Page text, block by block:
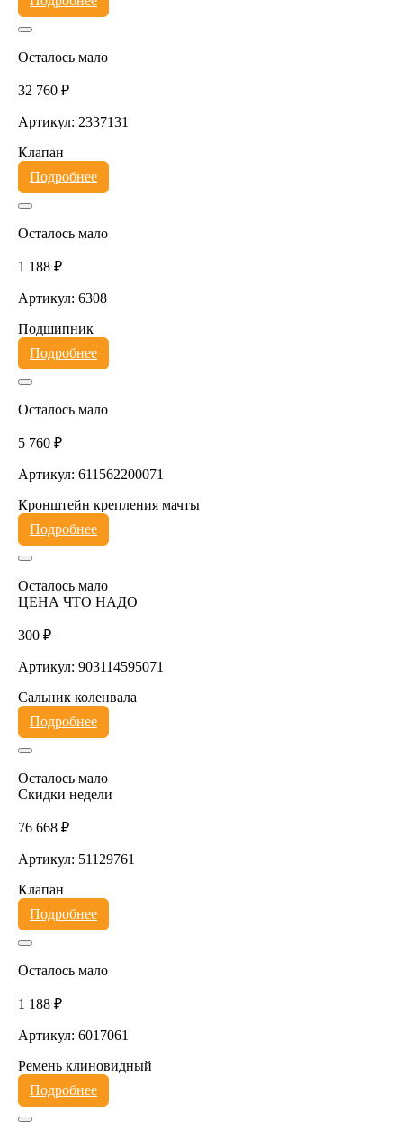
Осталось мало
32 760 ₽
Артикул: 2337131
Клапан
Подробнее
Осталось мало
1 188 ₽
Артикул: 6308
Подшипник
Подробнее
Осталось мало
5 760 ₽
Артикул: 611562200071
Кронштейн крепления мачты
Подробнее
Осталось мало
ЦЕНА ЧТО НАДО
300 ₽
Артикул: 903114595071
Сальник коленвала
Подробнее
Осталось мало
Скидки недели
76 668 ₽
Артикул: 51129761
Клапан
Подробнее
Осталось мало
1 188 ₽
Артикул: 6017061
Ремень клиновидный
Подробнее